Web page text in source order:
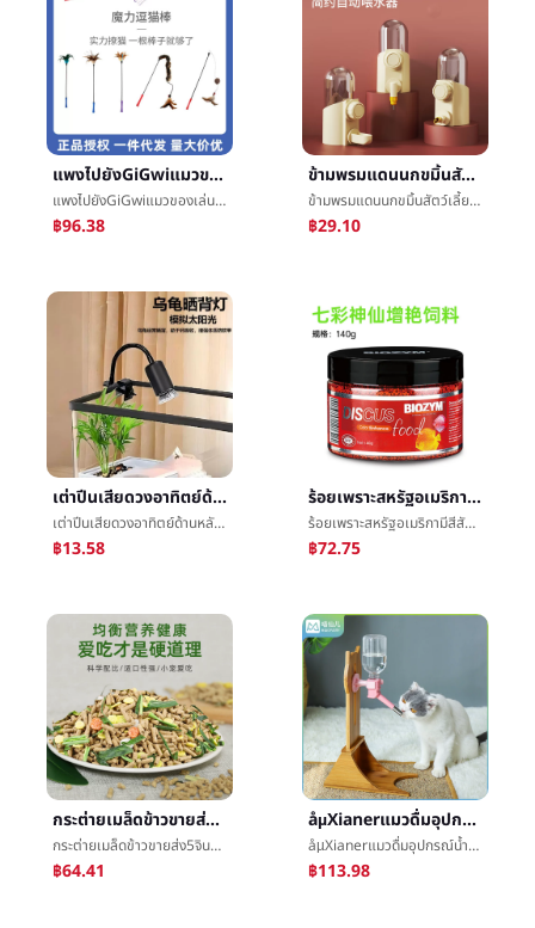
แพงไปยังGiGwiแมวของเล่นจากสวัสดีแซวแมวติดสิ่งประดิษฐ์ขนนกต้านทานกัดยกแมวเด็กแมวสัตว์เลี้ยงเล็กแมวåªบทความ
แพงไปยังGiGwiแมวของเล่นจากสวัสดีแซวแมวติดสิ่งประดิษฐ์ขนนกต้านทานกัดยกแมวเด็กแมวสัตว์เลี้ยงเล็กแมวåªบทความ
฿96.38
ข้ามพรมแดนนกขมิ้นสัตว์เลี้ยงนกดื่มอุปกรณ์น้ำBirdcageอัตโนมัติกินอาหารอุปกรณ์น้ำนกแก้วนกเล็กชนิดหนึ่งดื่มน้ำปริมาณมากBirdcageกินอาหารกาต้มน้ำ
ข้ามพรมแดนนกขมิ้นสัตว์เลี้ยงนกดื่มอุปกรณ์น้ำBirdcageอัตโนมัติกินอาหารอุปกรณ์น้ำนกแก้วนกเล็กชนิดหนึ่งดื่มน้ำปริมาณมากBirdcageกินอาหารกาต้มน้ำ
฿29.10
เต่าปีนเสียดวงอาทิตย์ด้านหลังแสงuvaอบอุ่นuvbเครื่องทำความร้อนฉนวนกันความร้อนå¤ªé³แสงเสียç©เต่าแสงฉลาดthermostaticแสงæ¶
เต่าปีนเสียดวงอาทิตย์ด้านหลังแสงuvaอบอุ่นuvbเครื่องทำความร้อนฉนวนกันความร้อนå¤ªé³แสงเสียç©เต่าแสงฉลาดthermostaticแสงæ¶
฿13.58
ร้อยเพราะสหรัฐอเมริกามีสีสันเป็นอมตะเมล็ดข้าวปลาให้อาหารโดยธรรมชาติเพิ่มสีขนาดเล็กç­å¸¦ปลาเมล็ดข้าวเพิ่มขึ้นYanปลาé£ปลากินอาหาร
ร้อยเพราะสหรัฐอเมริกามีสีสันเป็นอมตะเมล็ดข้าวปลาให้อาหารโดยธรรมชาติเพิ่มสีขนาดเล็กç­å¸¦ปลาเมล็ดข้าวเพิ่มขึ้นYanปลาé£ปลากินอาหาร
฿72.75
กระต่ายเมล็ดข้าวขายส่ง5จินแต่งตัวเด็กกลายเป็น10สัตว์เลี้ยงกระต่ายå­เมล็ดข้าวé£หมูกินีหนูตะเภาให้อาหาร20เมล็ดข้าวทิโมธี
กระต่ายเมล็ดข้าวขายส่ง5จินแต่งตัวเด็กกลายเป็น10สัตว์เลี้ยงกระต่ายå­เมล็ดข้าวé£หมูกินีหนูตะเภาให้อาหาร20เมล็ดข้าวทิโมธี
฿64.41
åµXianerแมวดื่มอุปกรณ์น้ำสัตว์เลี้ยงดื่มน้ำปริมาณมากกินอาหารน้ำเนื้อไม้หิ้งแมวåªสุนัขที่แขวนอยู่น้ำå£¶ดื่มน้ำæºความสูงปรับ
åµXianerแมวดื่มอุปกรณ์น้ำสัตว์เลี้ยงดื่มน้ำปริมาณมากกินอาหารน้ำเนื้อไม้หิ้งแมวåªสุนัขที่แขวนอยู่น้ำå£¶ดื่มน้ำæºความสูงปรับ
฿113.98